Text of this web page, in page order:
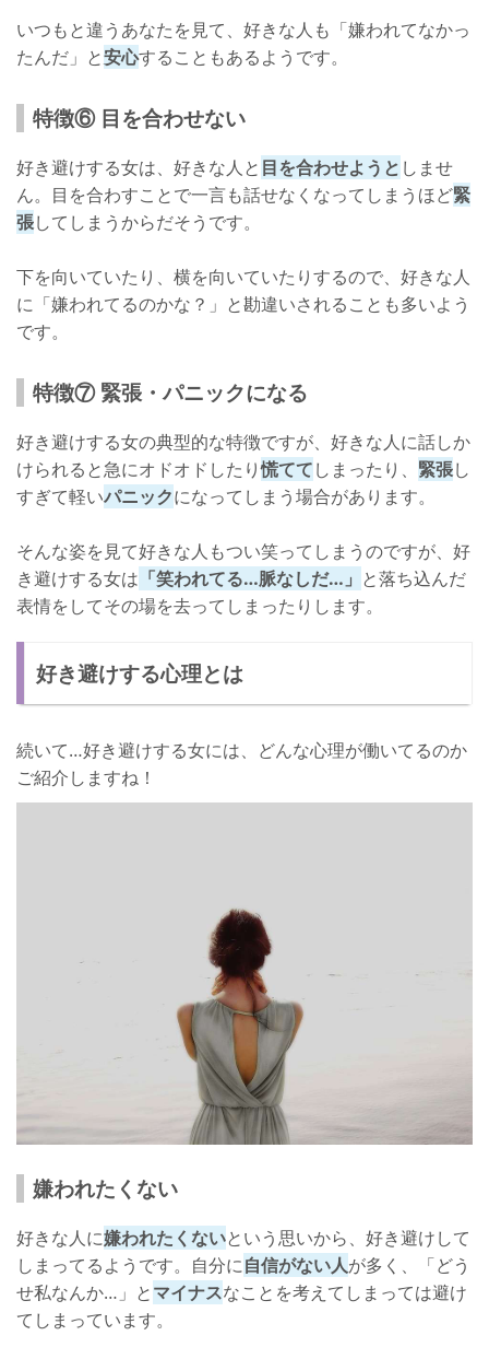
いつもと違うあなたを見て、好きな人も「嫌われてなかっ
たんだ」と安心することもあるようです。
特徴⑥ 目を合わせない
好き避けする女は、好きな人と 目を合わせようと しませ
ん。目を合わすことで一言も話せなくなってしまうほど緊
張してしまうからだそうです。
下を向いていたり、横を向いていたりするので、好きな人
に「嫌われてるのかな？」と勘違いされることも多いよう
です。
特徴⑦ 緊張・パニックになる
好き避けする女の典型的な特徴ですが、好きな人に話しか
けられると急にオドオドしたり慌ててしまったり、 緊張し
すぎて軽いパニックになってしまう場合があります。
そんな姿を見て好きな人もつい笑ってしまうのですが、好
き避けする女は 「笑われてる…脈なしだ…」 と落ち込んだ
表情をしてその場を去ってしまったりします。
好き避けする心理とは
続いて…好き避けする女には、どんな心理が働いてるのか
ご紹介しますね！
嫌われたくない
好きな人に嫌われたくないという思いから、好き避けして
しまってるようです。自分に自信がない人が多く、「どう
せ私なんか…」とマイナスなことを考えてしまっては避け
てしまっています。